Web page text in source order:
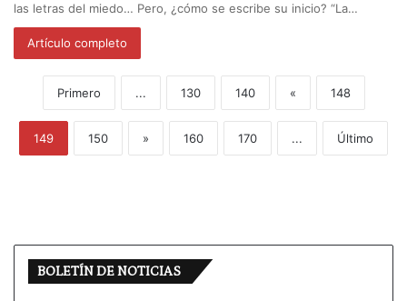
las letras del miedo… Pero, ¿cómo se escribe su inicio? “La…
Artículo completo
Primero ... 130 140 « 148
149 150 » 160 170 ... Último
BOLETÍN DE NOTICIAS